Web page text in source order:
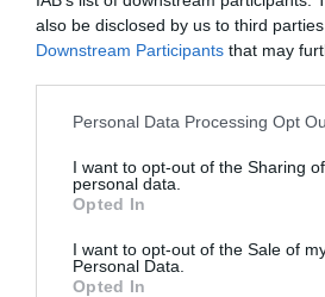
also be disclosed by us to third
Downstream Participants that may
Please note that this website/app
not limited to your visit or usage
grant or deny consent to Google and
use your data for below specified
consent section.
Personal Data Processing Opt
I want to opt-out of the Sharing
personal data.
Opted In
I want to opt-out of the Sale of
Personal Data.
Opted In
Olvasd el ezt is!
Nyaralás hitelből: felelős
látszatluxus csapdája?
Ennyit csökkentek a személyi
személyi kölcsön